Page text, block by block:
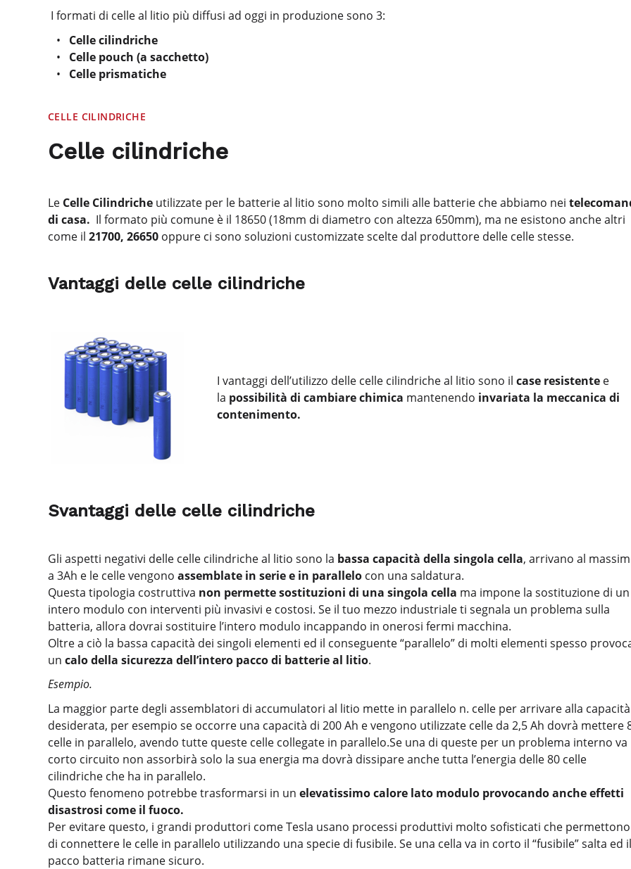
I formati di celle al litio più diffusi ad oggi in produzione sono 3:
Celle cilindriche
Celle pouch (a sacchetto)
Celle prismatiche
CELLE CILINDRICHE
Celle cilindriche
Le Celle Cilindriche utilizzate per le batterie al litio sono molto simili alle batterie che abbiamo nei
di casa. Il formato più comune è il 18650 (18mm di diametro con altezza 650mm), ma ne esistono anche altri
come il 21700, 26650 oppure ci sono soluzioni customizzate scelte dal produttore delle celle stesse.
Vantaggi delle celle cilindriche
I vantaggi dell’utilizzo delle celle cilindriche al litio sono il case resistente e
la possibilità di cambiare chimica mantenendo invariata la meccanica di
contenimento.
Svantaggi delle celle cilindriche
Gli aspetti negativi delle celle cilindriche al litio sono la bassa capacità della singola cella, arrivano al
a 3Ah e le celle vengono assemblate in serie e in parallelo con una saldatura.
Questa tipologia costruttiva non permette sostituzioni di una singola cella ma impone la sostituzione di un
intero modulo con interventi più invasivi e costosi. Se il tuo mezzo industriale ti segnala un problema sulla
batteria, allora dovrai sostituire l’intero modulo incappando in onerosi fermi macchina.
Oltre a ciò la bassa capacità dei singoli elementi ed il conseguente “parallelo” di molti elementi spesso
un calo della sicurezza dell’intero pacco di batterie al litio.
Esempio.
La maggior parte degli assemblatori di accumulatori al litio mette in parallelo n. celle per arrivare alla capacità
desiderata, per esempio se occorre una capacità di 200 Ah e vengono utilizzate celle da 2,5 Ah dovrà mettere
celle in parallelo, avendo tutte queste celle collegate in parallelo.Se una di queste per un problema interno va
corto circuito non assorbirà solo la sua energia ma dovrà dissipare anche tutta l’energia delle 80 celle
cilindriche che ha in parallelo.
Questo fenomeno potrebbe trasformarsi in un elevatissimo calore lato modulo provocando anche effetti
disastrosi come il fuoco.
Per evitare questo, i grandi produttori come Tesla usano processi produttivi molto sofisticati che permettono
di connettere le celle in parallelo utilizzando una specie di fusibile. Se una cella va in corto il “fusibile” salta ed il
pacco batteria rimane sicuro.